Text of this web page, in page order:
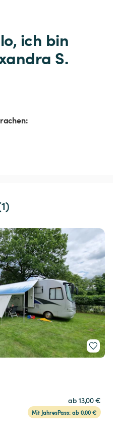
ich bin
S.
ab 13,00 €
Mit JahresPass: ab 0,00 €